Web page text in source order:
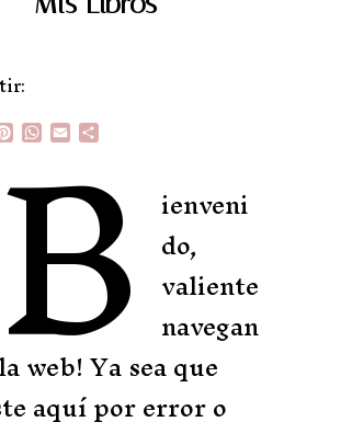
Pinterest
WhatsApp
Email
ienveni
do,
valiente
navegan
web! Ya sea que
aquí por error o